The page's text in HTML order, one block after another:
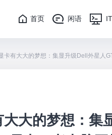
首页 闲语 IT
卡有大大的梦想：集显升级Dell外星人
大大的梦想：集